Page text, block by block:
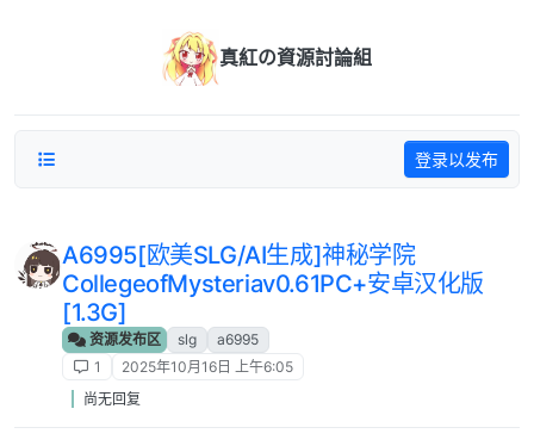
真紅の資源討論組
登录以发布
A6995[欧美SLG/AI生成]神秘学院
CollegeofMysteriav0.61PC+安卓汉化版
[1.3G]
资源发布区 slg
a6995
1
2025年10月16日 上午6:05
尚无回复